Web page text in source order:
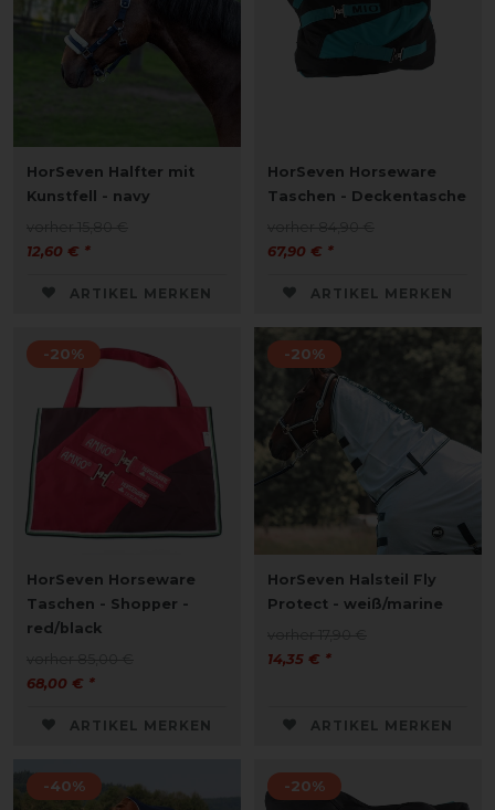
HorSeven Halfter mit
Kunstfell - navy
12,60 € *
ARTIKEL MERKEN
HorSeven Horseware
Taschen - Deckentasche
67,90 € *
ARTIKEL MERKEN
-20%
HorSeven Horseware
Taschen - Shopper -
red/black
68,00 € *
ARTIKEL MERKEN
-20%
HorSeven Halsteil Fly
Protect - weiß/marine
14,35 € *
ARTIKEL MERKEN
-40% -20%